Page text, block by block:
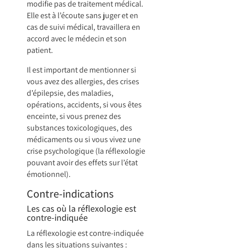
modifie pas de traitement médical.
Elle est à l’écoute sans juger et en
cas de suivi médical, travaillera en
accord avec le médecin et son
patient.
Il est important de mentionner si
vous avez des allergies, des crises
d’épilepsie, des maladies,
opérations, accidents, si vous êtes
enceinte, si vous prenez des
substances toxicologiques, des
médicaments ou si vous vivez une
crise psychologique (la réflexologie
pouvant avoir des effets sur l’état
émotionnel).
Contre-indications
Les cas où la réflexologie est
contre-indiquée
La réflexologie est contre-indiquée
dans les situations suivantes :